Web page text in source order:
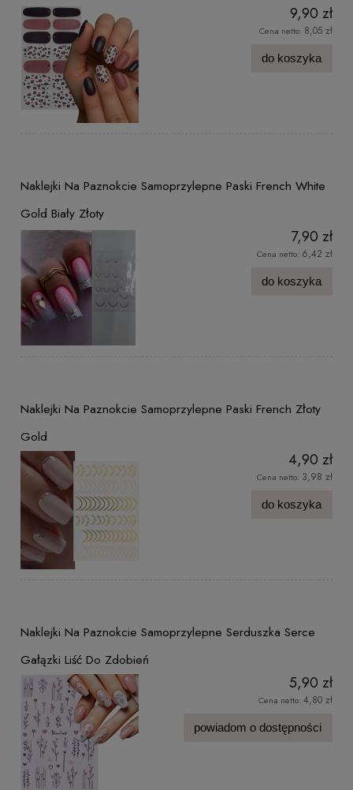
9,90 zł
Cena netto: 8,05 zł
do koszyka
Naklejki Na Paznokcie Samoprzylepne Paski French White
Gold Biały Złoty
7,90 zł
Cena netto: 6,42 zł
do koszyka
Naklejki Na Paznokcie Samoprzylepne Paski French Złoty
Gold
4,90 zł
Cena netto: 3,98 zł
do koszyka
Naklejki Na Paznokcie Samoprzylepne Serduszka Serce
Gałązki Liść Do Zdobień
5,90 zł
Cena netto: 4,80 zł
powiadom o dostępności